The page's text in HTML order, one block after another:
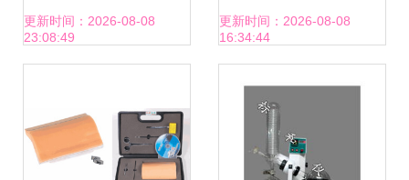
生”实践活动圆满举
力视力健康启蒙
更新时间：2026-08-08
23:08:49
探索之旅
更新时间：2026-08-08
16:34:44